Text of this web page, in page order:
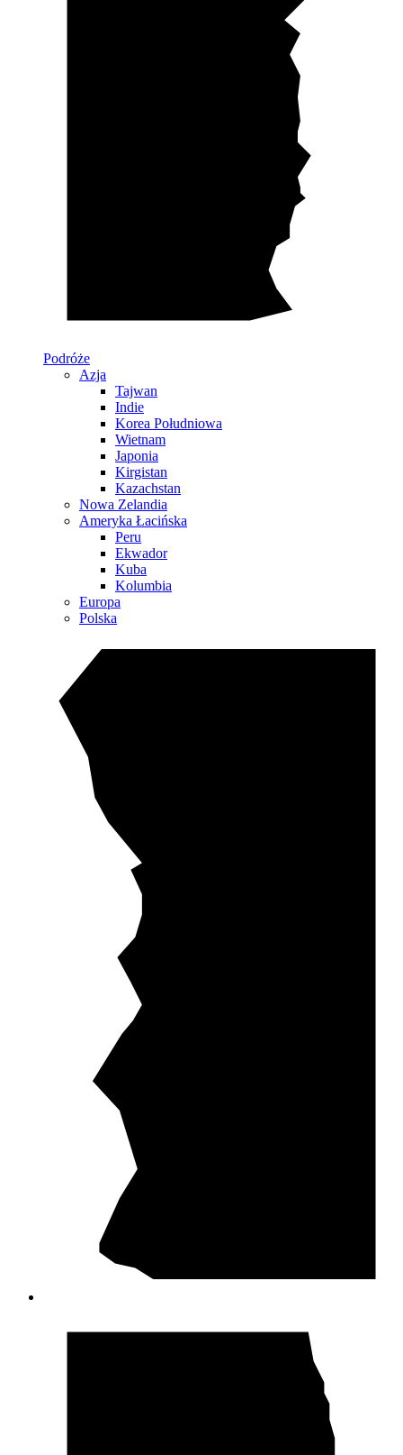
Podróże
Azja
Tajwan
Indie
Korea Południowa
Wietnam
Japonia
Kirgistan
Kazachstan
Nowa Zelandia
Ameryka Łacińska
Peru
Ekwador
Kuba
Kolumbia
Europa
Polska